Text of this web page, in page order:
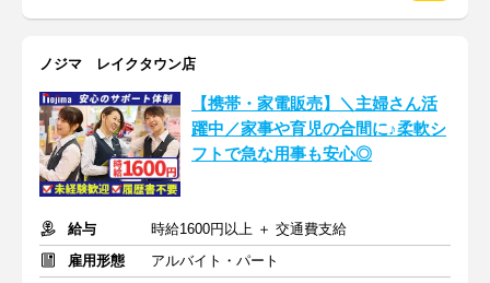
ノジマ レイクタウン店
【携帯・家電販売】＼主婦さん活
躍中／家事や育児の合間に♪柔軟シ
フトで急な用事も安心◎
給与
時給1600円以上 ＋ 交通費支給
雇用形態
アルバイト・パート